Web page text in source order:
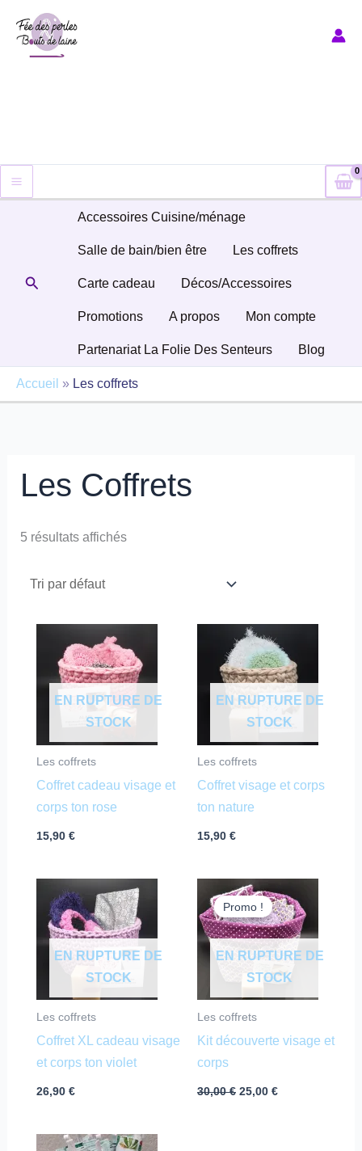
contenu
Rechercher
Accessoires Cuisine/ménage
Salle de bain/bien être Les coffrets
Carte cadeau Décos/Accessoires
Promotions A propos Mon compte
Partenariat La Folie Des Senteurs Blog
Accueil » Les coffrets
Les Coffrets
5 résultats affichés
EN RUPTURE DE
STOCK
Les coffrets
Coffret cadeau visage et
corps ton rose
15,90 €
EN RUPTURE DE
STOCK
Les coffrets
Coffret visage et corps
ton nature
15,90 €
EN RUPTURE DE
STOCK
Les coffrets
Coffret XL cadeau visage
et corps ton violet
26,90 €
EN RUPTURE DE
STOCK
Promo !
Les coffrets
Kit découverte visage et
corps
30,00€
Le
prix
initial
était :
30,00 €.
25,00 €
prix
actuel
est :
25,00 €.